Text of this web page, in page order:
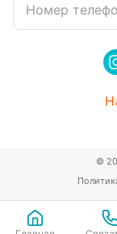
Номер
©